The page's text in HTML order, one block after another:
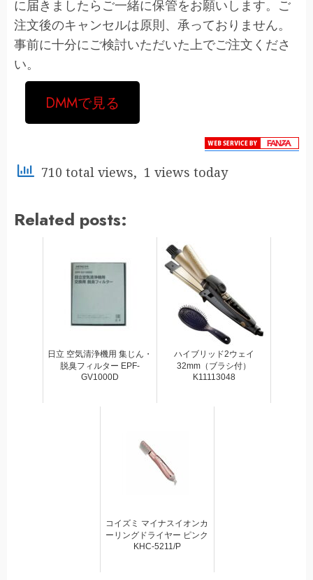
に届きましたらご一緒に保管をお願いします。ご
注文後のキャンセルは原則、承っておりません。
事前に十分にご検討いただいた上でご注文くださ
い。
DMMで見る
710 total views, 1 views today
Related posts:
日立 空気清浄機用 集じん・
脱臭フィルター EPF-
GV1000D
ハイブリッド2ウェイ
32mm（ブラシ付）
K11113048
コイズミ マイナスイオンカ
ーリングドライヤー ピンク
KHC-5211/P